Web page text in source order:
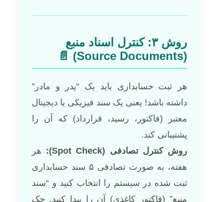
روش ۳: کنترل اسناد منبع
(Source Documents) 📄
هر ثبت حسابداری باید یک “پدر و مادر”
داشته باشد! یعنی یک سند فیزیکی یا دیجیتال
معتبر (فاکتور، رسید، قرارداد) که آن را
پشتیبانی کند.
روش کنترل تصادفی (Spot Check):
هر
هفته، به صورت تصادفی ۵ سند حسابداری
ثبت شده در سیستم را انتخاب کنید و “سند
منبع” (فاکتور کاغذی) آن را پیدا کنید. چک